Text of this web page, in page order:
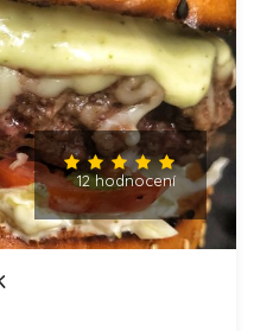
12 hodnocení